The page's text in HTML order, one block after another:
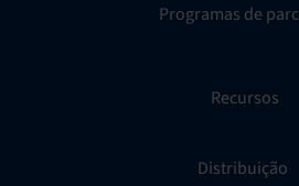
Programas de
Recursos
Distribuição